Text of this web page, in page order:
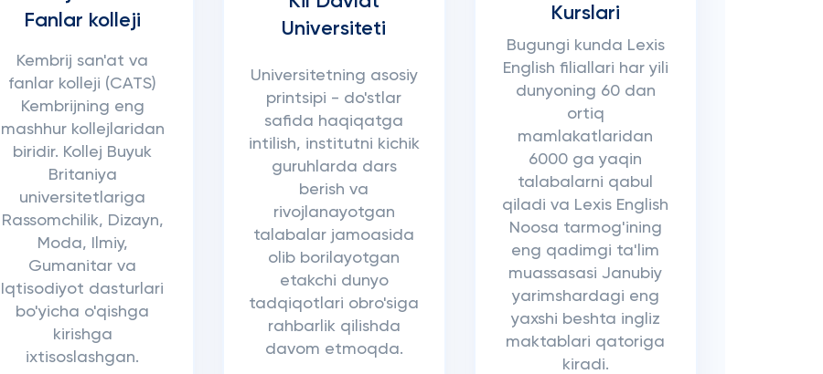
Fanlar kolleji
Kembrij san'at va
fanlar kolleji (CATS)
Kembrijning eng
mashhur kollejlaridan
biridir. Kollej Buyuk
Britaniya
universitetlariga
Rassomchilik, Dizayn,
Moda, Ilmiy,
Gumanitar va
Iqtisodiyot dasturlari
bo'yicha o'qishga
kirishga
ixtisoslashgan.
Universiteti
Universitetning asosiy
printsipi - do'stlar
safida haqiqatga
intilish, institutni kichik
guruhlarda dars
berish va
rivojlanayotgan
talabalar jamoasida
olib borilayotgan
etakchi dunyo
tadqiqotlari obro'siga
rahbarlik qilishda
davom etmoqda.
Kurslari
Bugungi kunda Lexis
English filiallari har yili
dunyoning 60 dan
ortiq
mamlakatlaridan
6000 ga yaqin
talabalarni qabul
qiladi va Lexis English
Noosa tarmog'ining
eng qadimgi ta'lim
muassasasi Janubiy
yarimshardagi eng
yaxshi beshta ingliz
maktablari qatoriga
kiradi.